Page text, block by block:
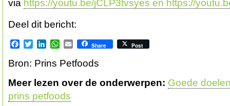
via https://youtu.be/jCLP3tvsyes en https://
Deel dit bericht:
Facebook
TwitterLinkedInWhatsApp
EmailShare Post
Bron: Prins Petfoods
Meer lezen over de onderwerpen: Goede
prins petfoods